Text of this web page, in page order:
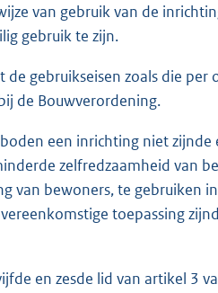
van gebruik van de
gebruik te zijn.
gebruikseisen zoals die per
de Bouwverordening.
een inrichting niet zijnde
zelfredzaamheid van
van bewoners, te gebruiken
toepassing
en zesde lid van artikel 3